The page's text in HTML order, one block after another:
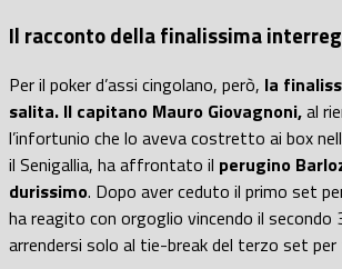
Il racconto della finalissima
Per il poker d’assi cingolano, però, la
salita. Il capitano Mauro Giovagnoni,al
l’infortunio che lo aveva costretto ai box
il Senigallia, ha affrontato il perugino
durissimo. Dopo aver ceduto il primo set
ha reagito con orgoglio vincendo il secondo
arrendersi solo al tie-break del terzo set